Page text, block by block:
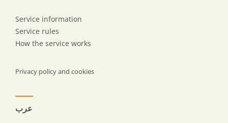
Service information
Service rules
How the service works
Privacy policy and cookies
عرب